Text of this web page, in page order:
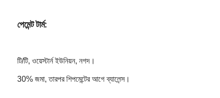
পেমেন্ট টার্ম:
টি/টি, ওয়েস্টার্ন ইউনিয়ন, নগদ।
30% জমা, তারপর শিপমেন্টের আগে ব্যালেন্স।